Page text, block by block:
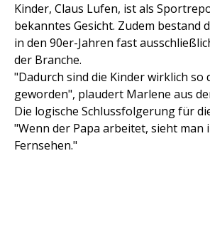
Kinder, Claus Lufen, ist als
bekanntes Gesicht. Zudem bestand
in den 90er-Jahren fast
der Branche.
"Dadurch sind die Kinder wirklich so
geworden", plaudert Marlene aus
Die logische Schlussfolgerung für
"Wenn der Papa arbeitet, sieht man
Fernsehen."